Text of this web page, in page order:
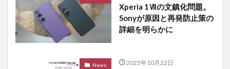
Xperia 1Ⅶの文鎮化問題。
Sonyが原因と再発防止策の
詳細を明らかに
News 2025年10月22日